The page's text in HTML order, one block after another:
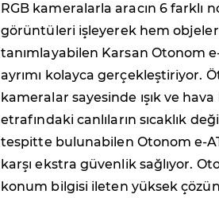
RGB kameralarla aracın 6 farklı
görüntüleri işleyerek hem
tanımlayabilen Karsan Otonom
ayrımı kolayca gerçekleştiriyor.
kameralar sayesinde ışık ve
etrafındaki canlıların sıcaklık
tespitte bulunabilen Otonom e-
karşı ekstra güvenlik sağlıyor.
konum bilgisi ileten yüksek